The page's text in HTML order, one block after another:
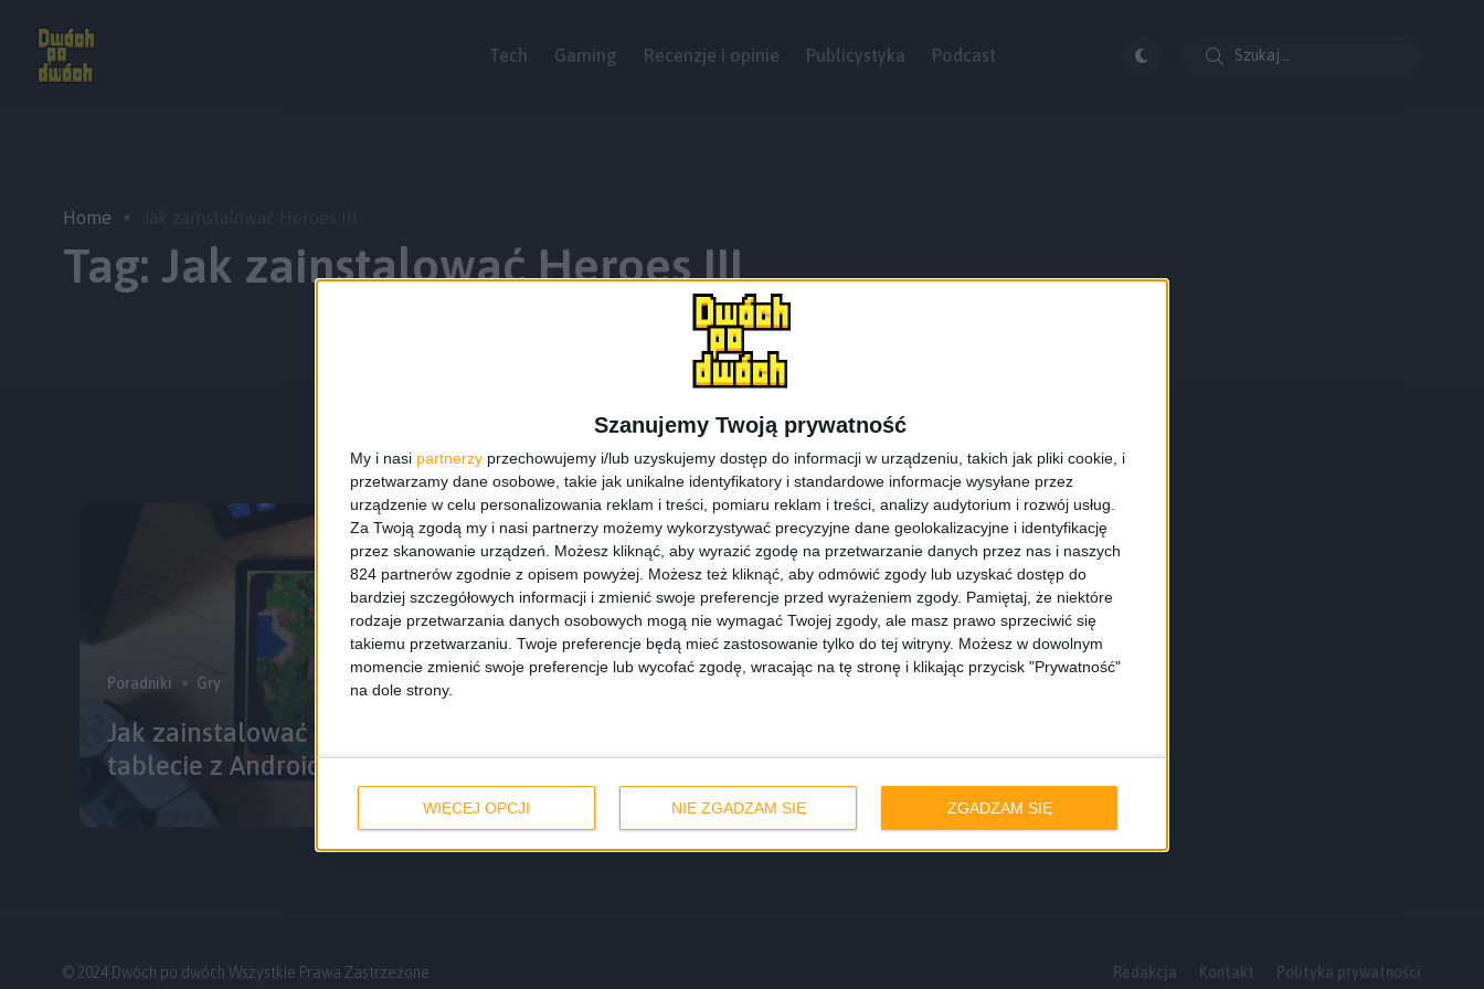
Szanujemy Twoją prywatność
My i nasi partnerzy przechowujemy i/lub uzyskujemy dostęp do informacji w urządzeniu, takich jak pliki cookie, i
przetwarzamy dane osobowe, takie jak unikalne identyfikatory i standardowe informacje wysyłane przez
urządzenie w celu personalizowania reklam i treści, pomiaru reklam i treści, analizy audytorium i rozwój usług.
Za Twoją zgodą my i nasi partnerzy możemy wykorzystywać precyzyjne dane geolokalizacyjne i identyfikację
przez skanowanie urządzeń. Możesz kliknąć, aby wyrazić zgodę na przetwarzanie danych przez nas i naszych
824 partnerów zgodnie z opisem powyżej. Możesz też kliknąć, aby odmówić zgody lub uzyskać dostęp do
bardziej szczegółowych informacji i zmienić swoje preferencje przed wyrażeniem zgody. Pamiętaj, że niektóre
rodzaje przetwarzania danych osobowych mogą nie wymagać Twojej zgody, ale masz prawo sprzeciwić się
takiemu przetwarzaniu. Twoje preferencje będą mieć zastosowanie tylko do tej witryny. Możesz w dowolnym
momencie zmienić swoje preferencje lub wycofać zgodę, wracając na tę stronę i klikając przycisk "Prywatność"
na dole strony.
WIĘCEJ OPCJI NIE ZGADZAM SIĘ ZGADZAM SIĘ
Tech Gaming Recenzje i opinie Publicystyka Podcast
Home
Tag: Jak zainstalować Heroes III
Poradniki Gry
Jak zainstalować Heroes 3 na smartfonie lub
tablecie z Androidem?
© 2024 Dwóch po dwóch Wszystkie Prawa Zastrzeżone Redakcja Kontakt Polityka prywatności